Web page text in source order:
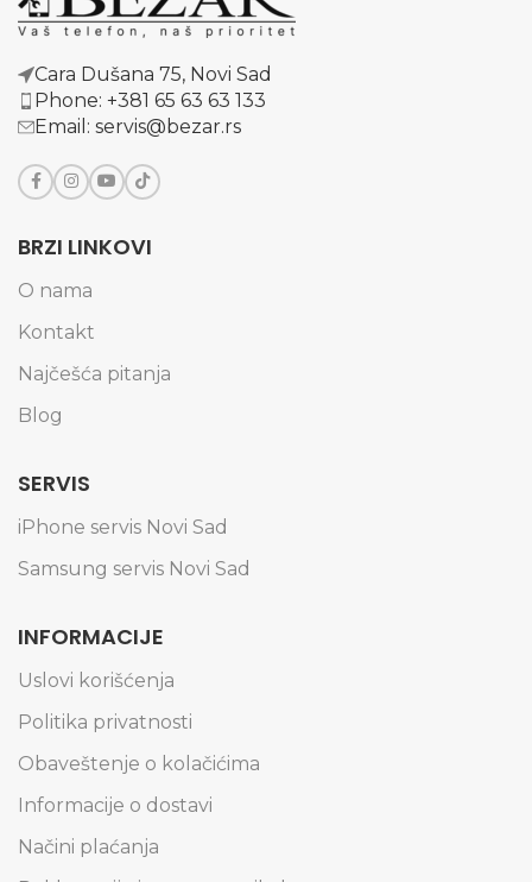
Cara Dušana 75, Novi Sad
Phone: +381 65 63 63 133
Email: servis@bezar.rs
BRZI LINKOVI
O nama
Kontakt
Najčešća pitanja
Blog
SERVIS
iPhone servis Novi Sad
Samsung servis Novi Sad
INFORMACIJE
Uslovi korišćenja
Politika privatnosti
Obaveštenje o kolačićima
Informacije o dostavi
Načini plaćanja